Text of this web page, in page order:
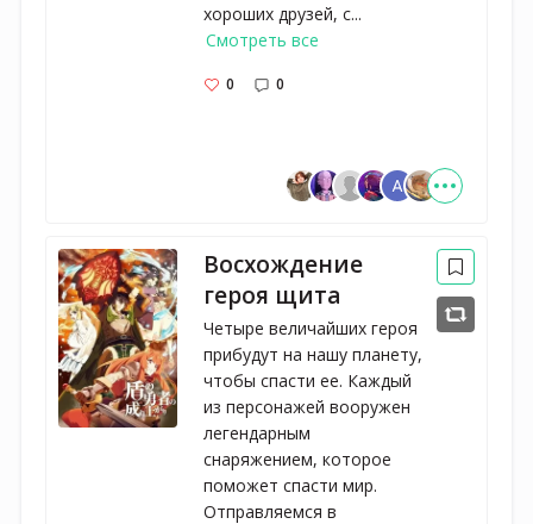
хороших друзей, с...
Смотреть все
0 0
Восхождение
героя щита
Четыре величайших героя
прибудут на нашу планету,
чтобы спасти ее. Каждый
из персонажей вооружен
легендарным
снаряжением, которое
поможет спасти мир.
Отправляемся в